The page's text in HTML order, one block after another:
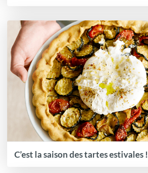
C’est la saison des tartes estivales !